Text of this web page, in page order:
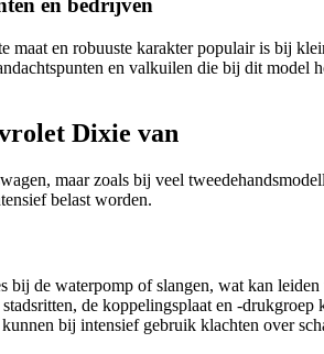
en bedrijven
en robuuste karakter populair is bij
en valkuilen die bij dit
Dixie van
maar zoals bij veel
belast worden.
bij de waterpomp of slangen, wat kan
de koppelingsplaat en -drukgroep
bij intensief gebruik klachten over